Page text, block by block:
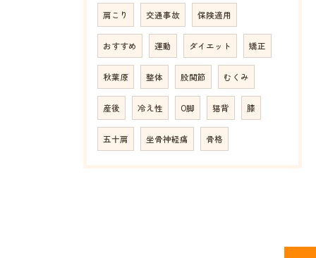
肩こり 交通事故 保険適用
おすすめ 運動 ダイエット 矯正
秋葉原 整体 股関節 むくみ
産後 冷え性 O脚 猫背 膝
五十肩 坐骨神経痛 骨格